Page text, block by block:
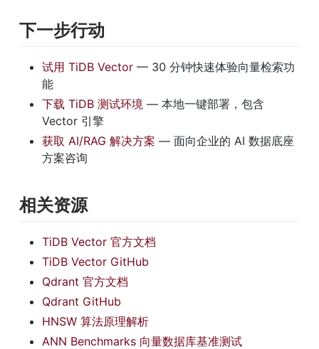
下一步行动
试用 TiDB Vector — 30 分钟快速体验向量检索功
能
下载 TiDB 测试环境 — 本地一键部署，包含
Vector 引擎
获取 AI/RAG 解决方案 — 面向企业的 AI 数据底座
方案咨询
相关资源
TiDB Vector 官方文档
TiDB Vector GitHub
Qdrant 官方文档
Qdrant GitHub
HNSW 算法原理解析
ANN Benchmarks 向量数据库基准测试